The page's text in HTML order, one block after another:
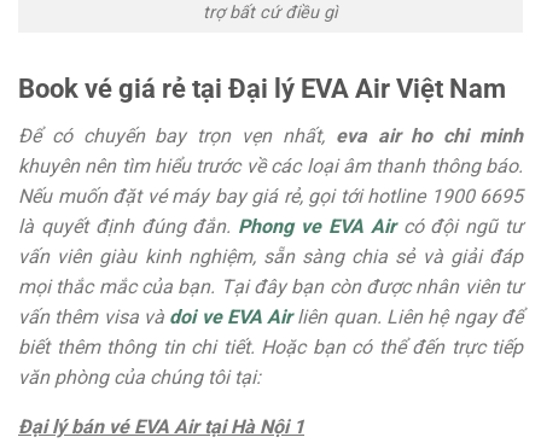
trợ bất cứ điều gì
Book vé giá rẻ tại Đại lý EVA Air Việt Nam
Để có chuyến bay trọn vẹn nhất, eva air ho chi minh
khuyên nên tìm hiểu trước về các loại âm thanh thông báo.
Nếu muốn đặt vé máy bay giá rẻ, gọi tới hotline 1900 6695
là quyết định đúng đắn. Phong ve EVA Aircó đội ngũ tư
vấn viên giàu kinh nghiệm, sẵn sàng chia sẻ và giải đáp
mọi thắc mắc của bạn. Tại đây bạn còn được nhân viên tư
vấn thêm visa và doi ve EVA Airliên quan. Liên hệ ngay để
biết thêm thông tin chi tiết. Hoặc bạn có thể đến trực tiếp
văn phòng của chúng tôi tại:
Đại lý bán vé EVA Air tại Hà Nội 1